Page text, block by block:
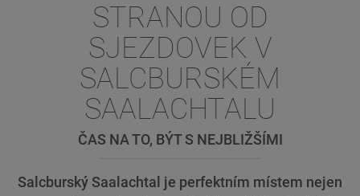
STRANOU OD
SJEZDOVEK V
SALCBURSKÉM
SAALACHTALU
ČAS NA TO, BÝT S NEJBLIŽŠÍMI
Salcburský Saalachtal je perfektním místem nejen